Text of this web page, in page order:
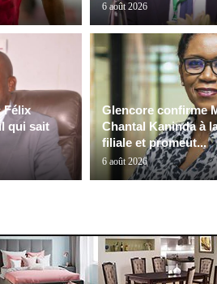
6 août 2026
Félix
qui sait
Glencore confirme
Chantal Kaninda à
filiale et promeut...
6 août 2026